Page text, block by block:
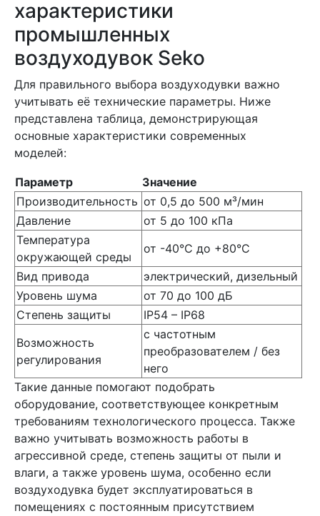
характеристики
промышленных
воздуходувок Seko
Для правильного выбора воздуходувки важно
учитывать её технические параметры. Ниже
представлена таблица, демонстрирующая
основные характеристики современных
моделей:
Параметр
Значение
Производительность от 0,5 до 500 м³/мин
Давление
от 5 до 100 кПа
Температура
окружающей среды
от -40°C до +80°C
Вид привода
электрический, дизельный
Уровень шума
от 70 до 100 дБ
Степень защиты
IP54 – IP68
Возможность
регулирования
с частотным
преобразователем / без
него
Такие данные помогают подобрать
оборудование, соответствующее конкретным
требованиям технологического процесса. Также
важно учитывать возможность работы в
агрессивной среде, степень защиты от пыли и
влаги, а также уровень шума, особенно если
воздуходувка будет эксплуатироваться в
помещениях с постоянным присутствием